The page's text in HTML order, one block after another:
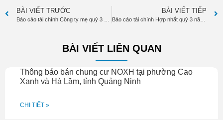
BÀI VIẾT TRƯỚC BÀI VIẾT TIẾP
Báo cáo tài chính Hợp nhất quý 3 năm 2017
BÀI VIẾT LIÊN QUAN
Thông báo bán chung cư NOXH tại phường Cao
Xanh và Hà Lầm, tỉnh Quảng Ninh
CHI TIẾT »